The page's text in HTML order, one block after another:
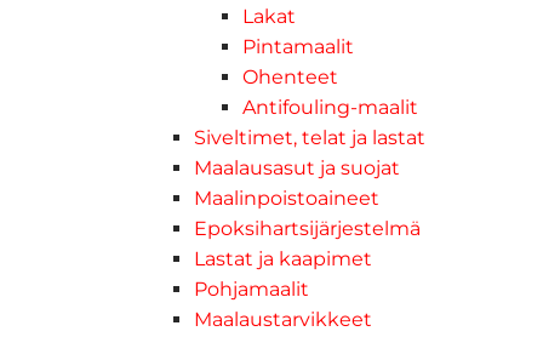
Lakat
Pintamaalit
Ohenteet
Antifouling-maalit
Siveltimet, telat ja lastat
Maalausasut ja suojat
Maalinpoistoaineet
Epoksihartsijärjestelmä
Lastat ja kaapimet
Pohjamaalit
Maalaustarvikkeet